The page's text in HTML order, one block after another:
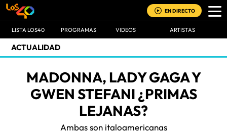
EN DIRECTO
LISTA LOS40 PROGRAMAS VIDEOS ARTISTAS
ACTUALIDAD
MADONNA, LADY GAGA Y
GWEN STEFANI ¿PRIMAS
LEJANAS?
Ambas son italoamericanas